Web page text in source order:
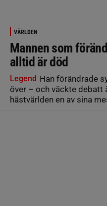
VÄRLDEN
Mannen som
alltid är död
Legend Han förändrade
över – och väckte debatt
hästvärlden en av sina